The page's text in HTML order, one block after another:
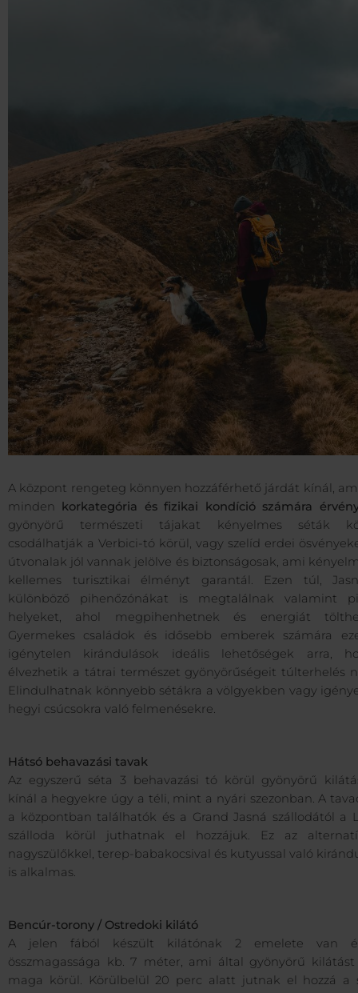
A központ rengeteg könnyen hozzáférhető járdát kínál,
minden korkategória és fizikai kondíció számára
gyönyörű természeti tájakat kényelmes séták
csodálhatják a Verbici-tó körül, vagy szelíd erdei
útvonalak jól vannak jelölve és biztonságosak, ami
kellemes turisztikai élményt garantál. Ezen túl,
különböző pihenőzónákat is megtalálnak valamint
helyeket, ahol megpihenhetnek és energiát
Gyermekes családok és idősebb emberek számára
igénytelen kirándulások ideális lehetőségek arra,
élvezhetik a tátrai természet gyönyörűségeit túlterhelés
Elindulhatnak könnyebb sétákra a völgyekben vagy
hegyi csúcsokra való felmenésekre.
Hátsó behavazási tavak
Az egyszerű séta 3 behavazási tó körül gyönyörű
kínál a hegyekre úgy a téli, mint a nyári szezonban. A
a központban találhatók és a Grand Jasná szállodától a
szálloda körül juthatnak el hozzájuk. Ez az
nagyszülőkkel, terep-babakocsival és kutyussal való
is alkalmas.
Bencúr-torony / Ostredoki kilátó
A jelen fából készült kilátónak 2 emelete van
összmagassága kb. 7 méter, ami által gyönyörű
maga körül. Körülbelül 20 perc alatt jutnak el hozzá a